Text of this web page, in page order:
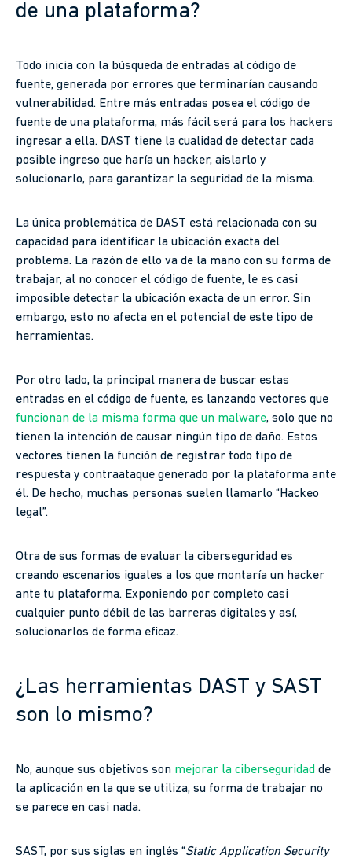
de una plataforma?
Todo inicia con la búsqueda de entradas al código de
fuente, generada por errores que terminarían causando
vulnerabilidad. Entre más entradas posea el código de
fuente de una plataforma, más fácil será para los hackers
ingresar a ella. DAST tiene la cualidad de detectar cada
posible ingreso que haría un hacker, aislarlo y
solucionarlo, para garantizar la seguridad de la misma.
La única problemática de DAST está relacionada con su
capacidad para identificar la ubicación exacta del
problema. La razón de ello va de la mano con su forma de
trabajar, al no conocer el código de fuente, le es casi
imposible detectar la ubicación exacta de un error. Sin
embargo, esto no afecta en el potencial de este tipo de
herramientas.
Por otro lado, la principal manera de buscar estas
entradas en el código de fuente, es lanzando vectores que
funcionan de la misma forma que un malware, solo que no
tienen la intención de causar ningún tipo de daño. Estos
vectores tienen la función de registrar todo tipo de
respuesta y contraataque generado por la plataforma ante
él. De hecho, muchas personas suelen llamarlo “Hackeo
legal”.
Otra de sus formas de evaluar la ciberseguridad es
creando escenarios iguales a los que montaría un hacker
ante tu plataforma. Exponiendo por completo casi
cualquier punto débil de las barreras digitales y así,
solucionarlos de forma eficaz.
¿Las herramientas DAST y SAST
son lo mismo?
No, aunque sus objetivos son mejorar la ciberseguridad de
la aplicación en la que se utiliza, su forma de trabajar no
se parece en casi nada.
SAST, por sus siglas en inglés “Static Application Security